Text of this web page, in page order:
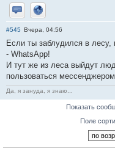
Отправить личное
Сайт
#545 Вчера, 04:56
Если ты заблудился в лесу,
- WhаtsАрр!
И тут же из леса выйдут
пользоваться
Да, я зануда, я знаю...
Показать
Поле